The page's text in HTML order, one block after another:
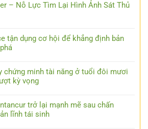
– Nỗ Lực Tìm Lại Hình Ảnh Sát Thủ
tận dụng cơ hội để khẳng định bản
chứng minh tài năng ở tuổi đôi mươi
kỳ vọng
trở lại mạnh mẽ sau chấn
lĩnh tái sinh